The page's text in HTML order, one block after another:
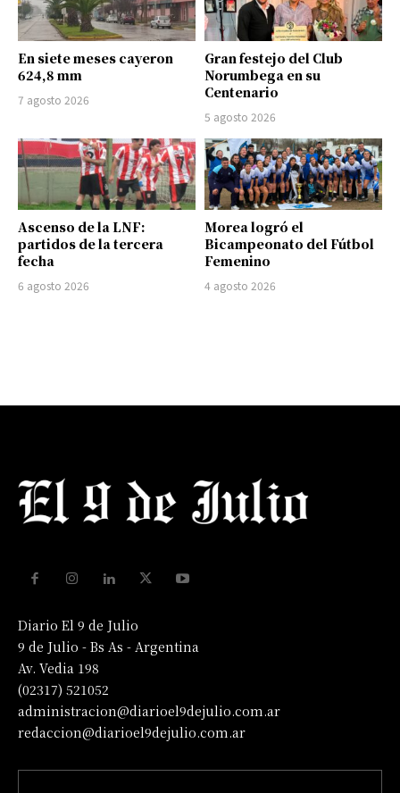
En siete meses cayeron
624,8 mm
7 agosto 2026
Gran festejo del Club
Norumbega en su
Centenario
5 agosto 2026
Ascenso de la LNF:
partidos de la tercera
fecha
6 agosto 2026
Morea logró el
Bicampeonato del Fútbol
Femenino
4 agosto 2026
Diario El 9 de Julio
9 de Julio - Bs As - Argentina
Av. Vedia 198
(02317) 521052
administracion@diarioel9dejulio.com.ar
redaccion@diarioel9dejulio.com.ar